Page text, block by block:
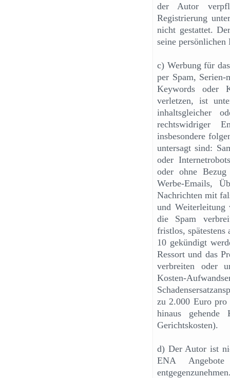
der Autor
Registrierung
nicht gestattet.
seine
c) Werbung für
per Spam,
Keywords oder
verletzen, ist
inhaltsgleicher
rechtswidriger
insbesondere
untersagt sind:
oder
oder ohne Bezug
Werbe-Emails,
Nachrichten mit
und
die Spam
fristlos,
10 gekündigt
Ressort und das
verbreiten oder
Kosten-
zu 2.000 Euro pro
hinaus gehende
Gerichtskosten).
d) Der Autor ist
ENA Angebote